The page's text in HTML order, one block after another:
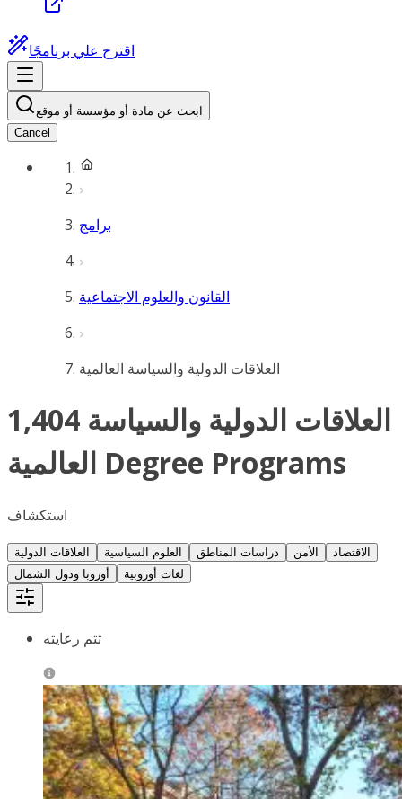
اقترح علي برنامجًا
ابحث عن مادة أو مؤسسة أو موقع
Cancel
برامج
القانون والعلوم الاجتماعية
العلاقات الدولية والسياسة العالمية
1,404 العلاقات الدولية والسياسة
العالمية Degree Programs
استكشاف
العلاقات الدولية العلوم السياسية دراسات المناطق الأمن
الاقتصاد
أوروبا ودول الشمال
لغات أوروبية
تتم رعايته